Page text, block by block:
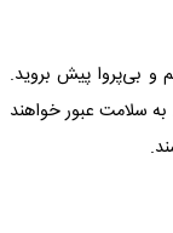
و بی‌پروا پیش بروید.
سلامت عبور خواهند